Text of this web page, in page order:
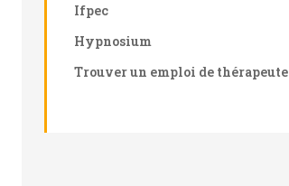
Ifpec
Hypnosium
Trouver un emploi de thérapeute